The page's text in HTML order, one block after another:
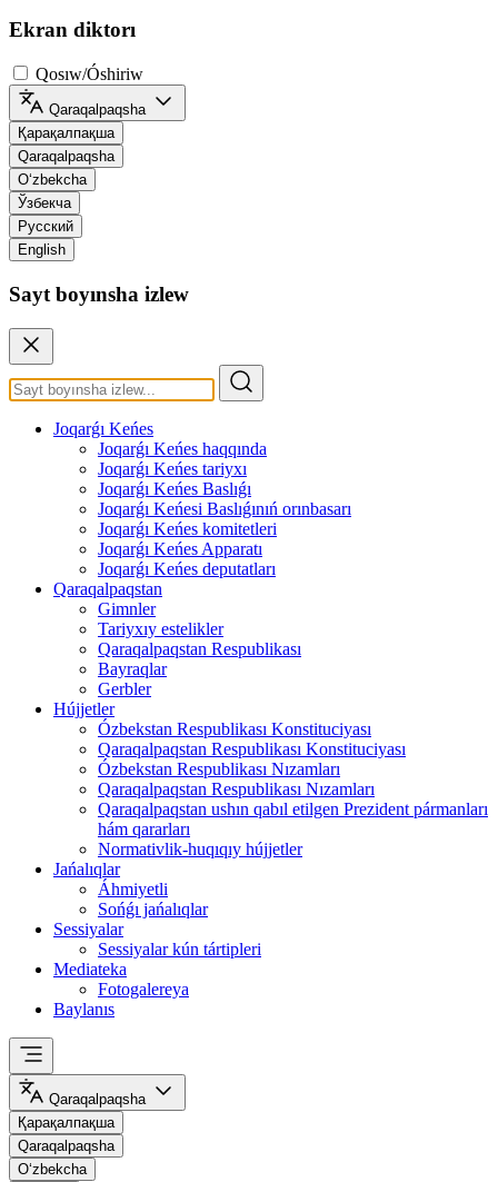
Ekran diktorı
Qosıw/Óshiriw
Qaraqalpaqsha
Қарақалпақша
Qaraqalpaqsha
O‘zbekcha
Ўзбекча
Русский
English
Sayt boyınsha izlew
Joqarǵı Keńes
Joqarǵı Keńes haqqında
Joqarǵı Keńes tariyxı
Joqarǵı Keńes Baslıǵı
Joqarǵı Keńesi Baslıǵınıń orınbasarı
Joqarǵı Keńes komitetleri
Joqarǵı Keńes Apparatı
Joqarǵı Keńes deputatları
Qaraqalpaqstan
Gimnler
Tariyxıy estelikler
Qaraqalpaqstan Respublikası
Bayraqlar
Gerbler
Hújjetler
Ózbekstan Respublikası Konstituciyası
Qaraqalpaqstan Respublikası Konstituciyası
Ózbekstan Respublikası Nızamları
Qaraqalpaqstan Respublikası Nızamları
Qaraqalpaqstan ushın qabıl etilgen Prezident pármanları
hám qararları
Normativlik-huqıqıy hújjetler
Jańalıqlar
Áhmiyetli
Sońǵı jańalıqlar
Sessiyalar
Sessiyalar kún tártipleri
Mediateka
Fotogalereya
Baylanıs
Qaraqalpaqsha
Қарақалпақша
Qaraqalpaqsha
O‘zbekcha